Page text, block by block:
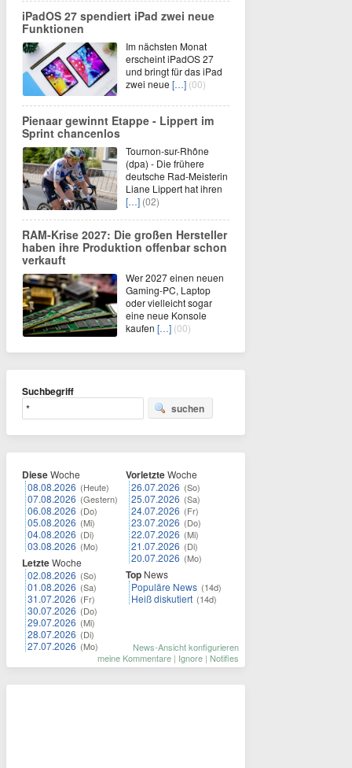
iPadOS 27 spendiert iPad zwei neue
Funktionen
Im nächsten Monat
erscheint iPadOS 27
und bringt für das iPad
zwei neue […] (00)
Pienaar gewinnt Etappe - Lippert im
Sprint chancenlos
Tournon-sur-Rhône
(dpa) - Die frühere
deutsche Rad-Meisterin
Liane Lippert hat ihren
[…] (02)
RAM-Krise 2027: Die großen Hersteller
haben ihre Produktion offenbar schon
verkauft
Wer 2027 einen neuen
Gaming-PC, Laptop
oder vielleicht sogar
eine neue Konsole
kaufen […] (00)
Suchbegriff
suchen
DieseWoche
08.08.2026 (Heute)
07.08.2026 (Gestern)
06.08.2026 (Do)
05.08.2026 (Mi)
04.08.2026 (Di)
03.08.2026 (Mo)
LetzteWoche
02.08.2026 (So)
01.08.2026 (Sa)
31.07.2026 (Fr)
30.07.2026 (Do)
29.07.2026 (Mi)
28.07.2026 (Di)
27.07.2026 (Mo)
VorletzteWoche
26.07.2026 (So)
25.07.2026 (Sa)
24.07.2026 (Fr)
23.07.2026 (Do)
22.07.2026 (Mi)
21.07.2026 (Di)
20.07.2026 (Mo)
Top News
Populäre News (14d)
Heiß diskutiert (14d)
News-Ansicht konfigurieren
meine Kommentare | Ignore | Notifies